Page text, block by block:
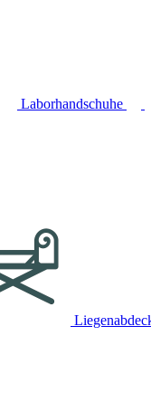
Laborhandschuhe